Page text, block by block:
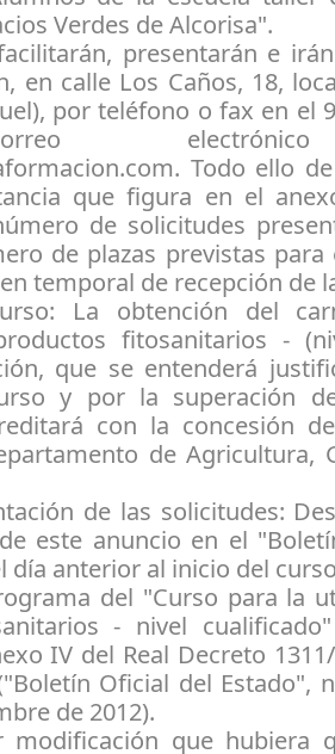
Verdes de Alcorisa".
presentarán e
en calle Los Caños, 18,
por teléfono o fax en el
Todo ello
que figura en el
de solicitudes
de plazas previstas para
temporal de recepción de
La obtención del
fitosanitarios -
que se entenderá
y por la superación
con la concesión
de Agricultura,
de las solicitudes:
este anuncio en el
día anterior al inicio del
del "Curso para la
- nivel
IV del Real Decreto
Oficial del Estado",
de 2012).
modificación que hubiera